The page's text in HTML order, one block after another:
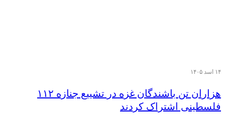
۱۴ اسد ۱۴۰۵
هزاران تن‌ باشندگان غزه در تشییع جنازه ۱۱۲
فلسطینی اشتراک کردند